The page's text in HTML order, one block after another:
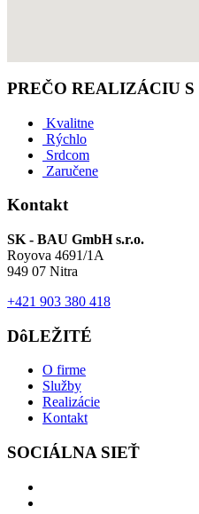
PREČO REALIZÁCIU S
Kvalitne
Rýchlo
Srdcom
Zaručene
Kontakt
SK - BAU GmbH s.r.o.
Royova 4691/1A
949 07 Nitra
+421 903 380 418
DôLEŽITÉ
O firme
Služby
Realizácie
Kontakt
SOCIÁLNA SIEŤ